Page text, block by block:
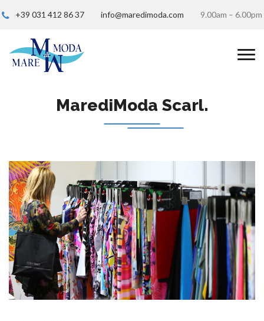
+39 031 412 86 37 info@maredimoda.com 9.00am – 6.00pm
MarediModa Scarl.